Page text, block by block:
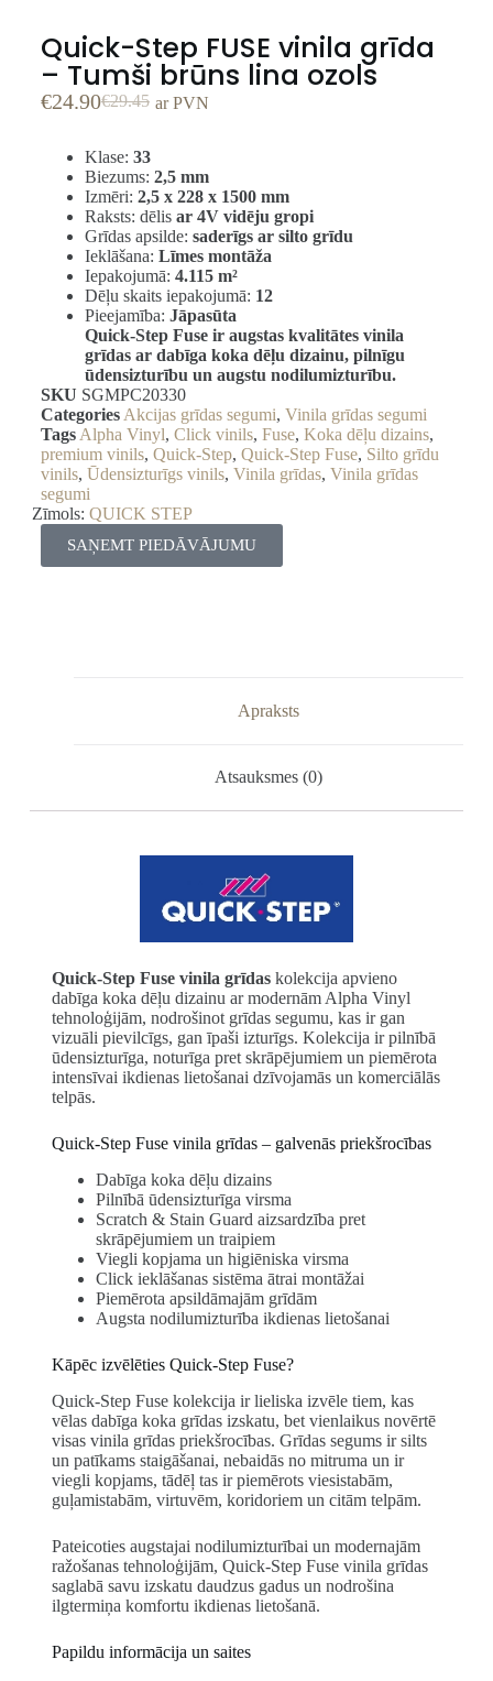
Quick-Step FUSE vinila grīda
– Tumši brūns lina ozols
€29.45
€24.90 ar PVN
Klase: 33
Biezums: 2,5 mm
Izmēri: 2,5 x 228 x 1500 mm
Raksts: dēlis ar 4V vidēju gropi
Grīdas apsilde: saderīgs ar silto grīdu
Ieklāšana: Līmes montāža
Iepakojumā: 4.115 m²
Dēļu skaits iepakojumā: 12
Pieejamība: Jāpasūta
Quick-Step Fuse ir augstas kvalitātes vinila
grīdas ar dabīga koka dēļu dizainu, pilnīgu
ūdensizturību un augstu nodilumizturību.
SKU SGMPC20330
Categories Akcijas grīdas segumi, Vinila grīdas segumi
Tags Alpha Vinyl, Click vinils, Fuse, Koka dēļu dizains,
premium vinils, Quick-Step, Quick-Step Fuse, Silto grīdu
vinils, Ūdensizturīgs vinils, Vinila grīdas, Vinila grīdas
segumi
Zīmols: QUICK STEP
SAŅEMT PIEDĀVĀJUMU
Apraksts
Atsauksmes (0)
Quick-Step Fuse vinila grīdaskolekcija apvieno
dabīga koka dēļu dizainu ar modernām Alpha Vinyl
tehnoloģijām, nodrošinot grīdas segumu, kas ir gan
vizuāli pievilcīgs, gan īpaši izturīgs. Kolekcija ir pilnībā
ūdensizturīga, noturīga pret skrāpējumiem un piemērota
intensīvai ikdienas lietošanai dzīvojamās un komerciālās
telpās.
Quick-Step Fuse vinila grīdas – galvenās priekšrocības
Dabīga koka dēļu dizains
Pilnībā ūdensizturīga virsma
Scratch & Stain Guard aizsardzība pret
skrāpējumiem un traipiem
Viegli kopjama un higiēniska virsma
Click ieklāšanas sistēma ātrai montāžai
Piemērota apsildāmajām grīdām
Augsta nodilumizturība ikdienas lietošanai
Kāpēc izvēlēties Quick-Step Fuse?
Quick-Step Fuse kolekcija ir lieliska izvēle tiem, kas
vēlas dabīga koka grīdas izskatu, bet vienlaikus novērtē
visas vinila grīdas priekšrocības. Grīdas segums ir silts
un patīkams staigāšanai, nebaidās no mitruma un ir
viegli kopjams, tādēļ tas ir piemērots viesistabām,
guļamistabām, virtuvēm, koridoriem un citām telpām.
Pateicoties augstajai nodilumizturībai un modernajām
ražošanas tehnoloģijām, Quick-Step Fuse vinila grīdas
saglabā savu izskatu daudzus gadus un nodrošina
ilgtermiņa komfortu ikdienas lietošanā.
Papildu informācija un saites